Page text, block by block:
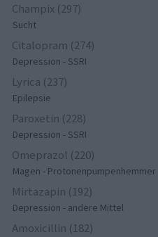
Champix (297)
Sucht
Citalopram (274)
Depression - SSRI
Lyrica (237)
Epilepsie
Paroxetin (228)
Depression - SSRI
Omeprazol (220)
Magen - Protonenpumpenhemmer
Mirtazapin (192)
Depression - andere Mittel
Amoxicillin (182)